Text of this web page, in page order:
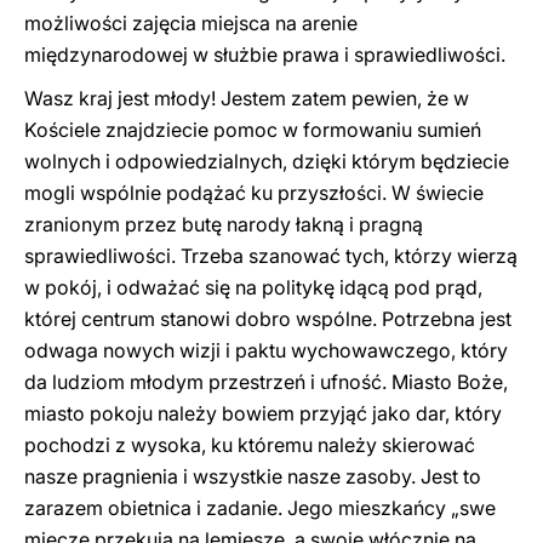
możliwości zajęcia miejsca na arenie
międzynarodowej w służbie prawa i sprawiedliwości.
Wasz kraj jest młody! Jestem zatem pewien, że w
Kościele znajdziecie pomoc w formowaniu sumień
wolnych i odpowiedzialnych, dzięki którym będziecie
mogli wspólnie podążać ku przyszłości. W świecie
zranionym przez butę narody łakną i pragną
sprawiedliwości. Trzeba szanować tych, którzy wierzą
w pokój, i odważać się na politykę idącą pod prąd,
której centrum stanowi dobro wspólne. Potrzebna jest
odwaga nowych wizji i paktu wychowawczego, który
da ludziom młodym przestrzeń i ufność. Miasto Boże,
miasto pokoju należy bowiem przyjąć jako dar, który
pochodzi z wysoka, ku któremu należy skierować
nasze pragnienia i wszystkie nasze zasoby. Jest to
zarazem obietnica i zadanie. Jego mieszkańcy „swe